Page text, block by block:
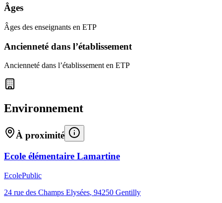
Âges
Âges des enseignants en ETP
Ancienneté dans l’établissement
Ancienneté dans l’établissement en ETP
Environnement
À proximité
Ecole élémentaire Lamartine
EcolePublic
24 rue des Champs Elysées, 94250 Gentilly